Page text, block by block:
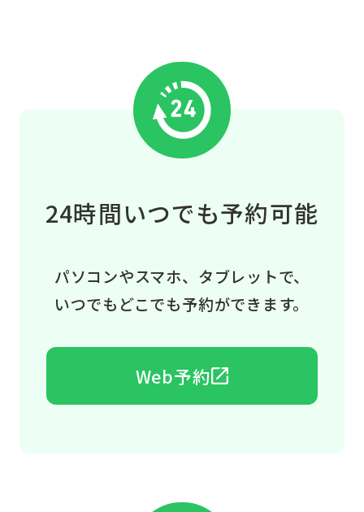
24時間いつでも予約可能
パソコンやスマホ、タブレットで、
いつでもどこでも予約ができます。
Web予約